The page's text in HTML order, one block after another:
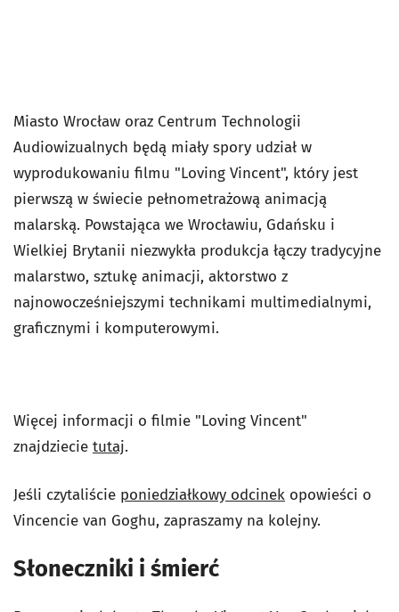
Miasto Wrocław oraz Centrum Technologii
Audiowizualnych będą miały spory udział w
wyprodukowaniu filmu "Loving Vincent", który jest
pierwszą w świecie pełnometrażową animacją
malarską. Powstająca we Wrocławiu, Gdańsku i
Wielkiej Brytanii niezwykła produkcja łączy tradycyjne
malarstwo, sztukę animacji, aktorstwo z
najnowocześniejszymi technikami multimedialnymi,
graficznymi i komputerowymi.
Więcej informacji o filmie "Loving Vincent"
znajdziecie tutaj.
Jeśli czytaliście poniedziałkowy odcinek opowieści o
Vincencie van Goghu, zapraszamy na kolejny.
Słoneczniki i śmierć